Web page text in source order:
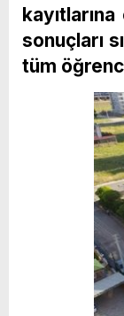
sonuçları
tüm